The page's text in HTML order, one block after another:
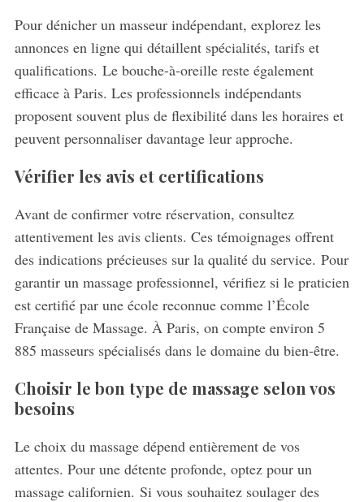
Pour dénicher un masseur indépendant, explorez les
annonces en ligne qui détaillent spécialités, tarifs et
qualifications. Le bouche-à-oreille reste également
efficace à Paris. Les professionnels indépendants
proposent souvent plus de flexibilité dans les horaires et
peuvent personnaliser davantage leur approche.
Vérifier les avis et certifications
Avant de confirmer votre réservation, consultez
attentivement les avis clients. Ces témoignages offrent
des indications précieuses sur la qualité du service. Pour
garantir un massage professionnel, vérifiez si le praticien
est certifié par une école reconnue comme l’École
Française de Massage. À Paris, on compte environ 5
885 masseurs spécialisés dans le domaine du bien-être.
Choisir le bon type de massage selon vos
besoins
Le choix du massage dépend entièrement de vos
attentes. Pour une détente profonde, optez pour un
massage californien. Si vous souhaitez soulager des